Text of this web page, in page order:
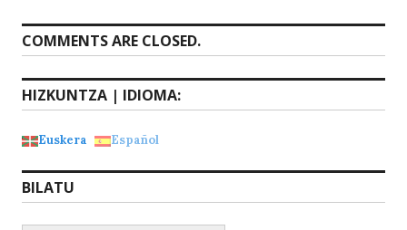
COMMENTS ARE CLOSED.
HIZKUNTZA | IDIOMA:
Euskera Español
BILATU